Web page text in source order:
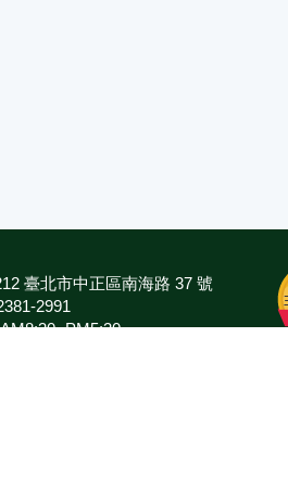
臺北市中正區南海路 37 號
2991